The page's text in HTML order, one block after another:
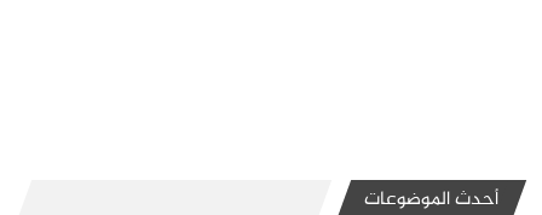
أحدث الموضوعات